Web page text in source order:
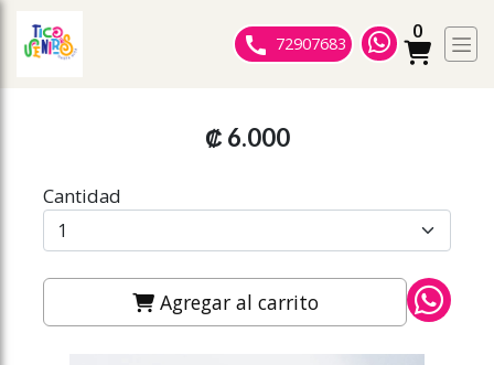
slideout menu. 72907683
0
₡ 6.000
Cantidad
Agregar al carrito